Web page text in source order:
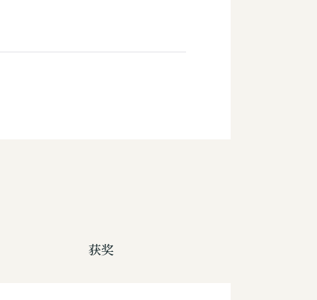
获奖